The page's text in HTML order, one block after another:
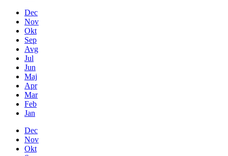
Dec
Nov
Okt
Sep
Avg
Jul
Jun
Maj
Apr
Mar
Feb
Jan
Dec
Nov
Okt